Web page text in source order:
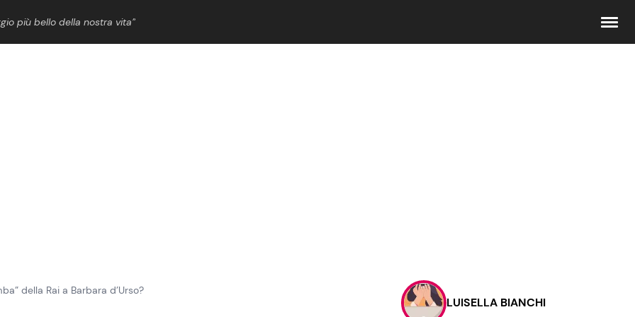
più bello della nostra vita”
Contattaci
Pubblicità
della Rai a Barbara d’Urso?
LUISELLA BIANCHI